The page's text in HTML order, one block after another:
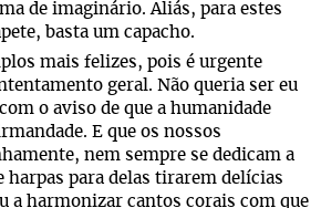
de imaginário. Aliás, para estes
basta um capacho.
mais felizes, pois é urgente
geral. Não queria ser eu
o aviso de que a humanidade
E que os nossos
nem sempre se dedicam a
para delas tirarem delícias
a harmonizar cantos corais com que